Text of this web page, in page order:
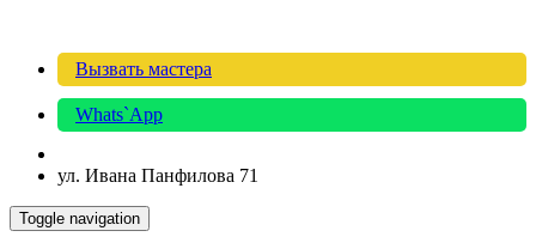
Вызвать мастера
Whats`App
ул. Ивана Панфилова 71
Toggle navigation